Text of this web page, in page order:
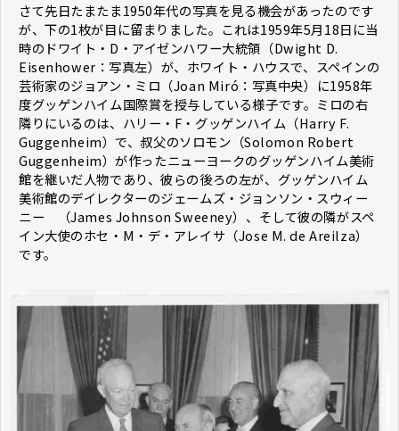
さて先日たまたま1950年代の写真を見る機会があったのです
が、下の1枚が目に留まりました。これは1959年5月18日に当
時のドワイト・D・アイゼンハワー大統領（Dwight D.
Eisenhower：写真左）が、ホワイト・ハウスで、スペインの
芸術家のジョアン・ミロ（Joan Miró：写真中央）に1958年
度グッゲンハイム国際賞を授与している様子です。ミロの右
隣りにいるのは、ハリー・F・グッゲンハイム（Harry F.
Guggenheim）で、叔父のソロモン（Solomon Robert
Guggenheim）が作ったニューヨークのグッゲンハイム美術
館を継いだ人物であり、彼らの後ろの左が、グッゲンハイム
美術館のデイレクターのジェームズ・ジョンソン・スウィー
ニー （James Johnson Sweeney）、そして彼の隣がスペ
イン大使のホセ・M・デ・アレイサ（Jose M. de Areilza）
です。